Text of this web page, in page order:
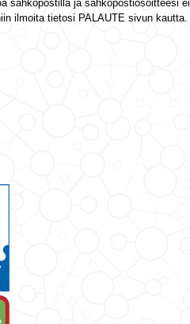
sähköpostilla ja sähköpostiosoitteesi
ilmoita tietosi PALAUTE sivun kautta.